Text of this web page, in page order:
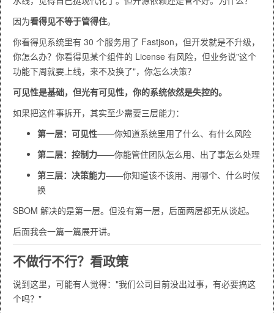
因为看得见不等于管得住。
你看得见系统里有 30 个服务用了 Fastjson，但开发就是不升级，
你怎么办？你看得见某个组件的 License 有风险，但业务说"这个
功能下周就要上线，来不及换了"，你怎么决策？
可见性是基础，但光有可见性，你的系统依然是失控的。
如果把这件事拆开，其实至少需要三层能力：
第一层：可见性——你知道系统里用了什么、有什么风险
第二层：控制力——你能管住团队怎么用、出了事怎么处理
第三层：决策能力——你知道该不该用、用哪个、什么时候
换
SBOM 解决的是第一层。但没有第一层，后面两层都无从谈起。
后面我会一篇一篇展开讲。
不做行不行？看政策
说到这里，可能有人觉得："我们公司目前没出过事，有必要搞这
个吗？"